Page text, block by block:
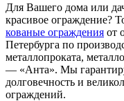
Для Вашего дома или
красивое ограждение?
кованые ограждения от
Петербурга по
металлопроката,
— «Анта». Мы
долговечность и
ограждений.